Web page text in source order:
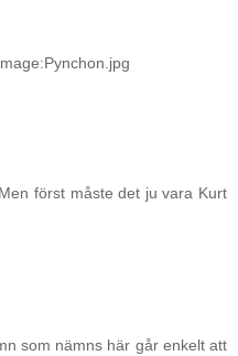
först måste det ju vara Kurt
som nämns här går enkelt att